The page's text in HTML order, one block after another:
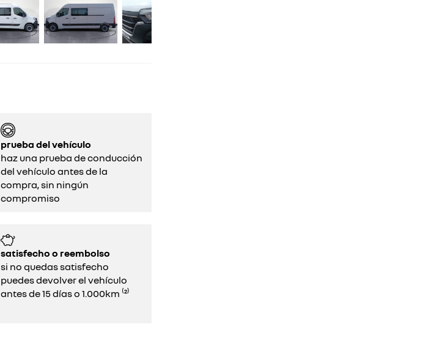
prueba del vehículo
haz una prueba de conducción
del vehículo antes de la
compra, sin ningún
compromiso‌
satisfecho o reembolso
si no quedas satisfecho
puedes devolver el vehículo
antes de 15 días o 1.000km ⁽²⁾